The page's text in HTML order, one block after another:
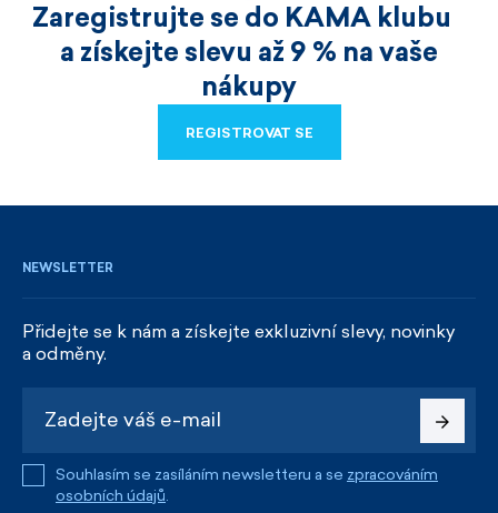
Zaregistrujte se do KAMA klubu
a získejte slevu až 9 % na vaše
nákupy
REGISTROVAT SE
NEWSLETTER
Přidejte se k nám a získejte exkluzivní slevy, novinky
a odměny.
Souhlasím se zasíláním newsletteru a se zpracováním
osobních údajů.